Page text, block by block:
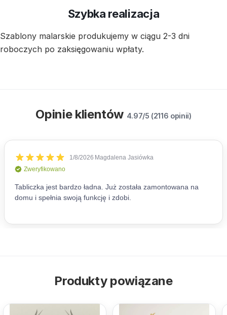
Szybka realizacja
Szablony malarskie produkujemy w ciągu 2-3 dni
roboczych po zaksięgowaniu wpłaty.
Opinie klientów 4.97/5 (2116 opinii)
Produkty powiązane